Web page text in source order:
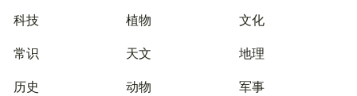
科技 植物
文化
常识
天文
地理
历史
动物
军事